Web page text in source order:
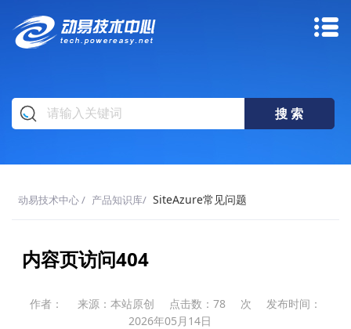
动易技术中心/ 产品知识库/ SiteAzure常见问题
内容页访问404
作者： 来源：本站原创 点击数： 78 次
发布时间：
2026年05月14日